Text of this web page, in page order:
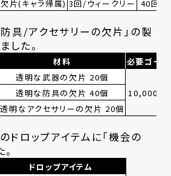
片(キャラ帰属) 3回/ウィークリー 40回/
具/アクセサリーの欠片」の製
した。
材料 必要ゴー
透明な武器の欠片 20個
透明な防具の欠片 40個
透明なアクセサリーの欠片 20個
ドロップアイテムに「機会の
ドロップアイテム